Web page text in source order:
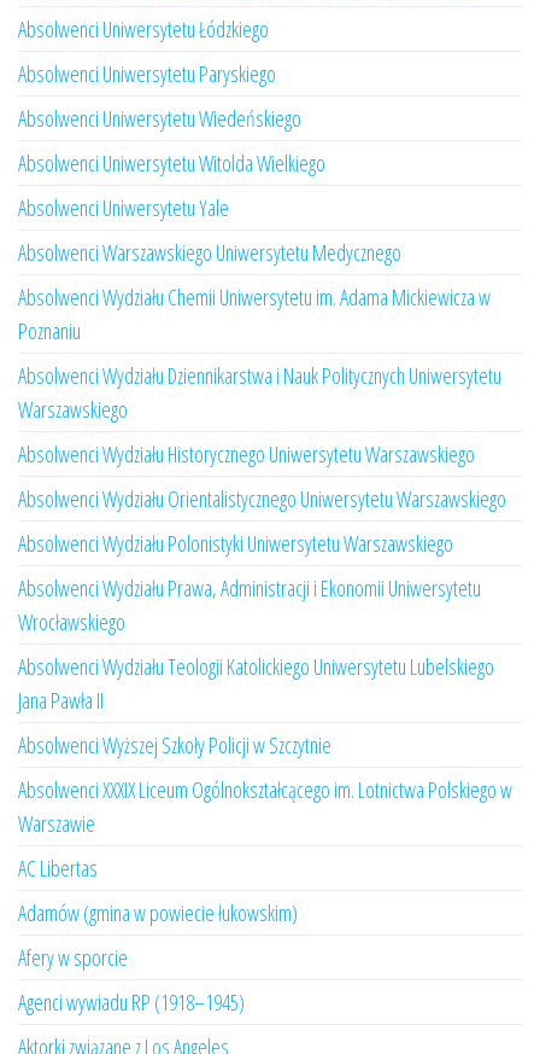
Absolwenci Uniwersytetu Łódzkiego
Absolwenci Uniwersytetu Paryskiego
Absolwenci Uniwersytetu Wiedeńskiego
Absolwenci Uniwersytetu Witolda Wielkiego
Absolwenci Uniwersytetu Yale
Absolwenci Warszawskiego Uniwersytetu Medycznego
Absolwenci Wydziału Chemii Uniwersytetu im. Adama Mickiewicza w
Poznaniu
Absolwenci Wydziału Dziennikarstwa i Nauk Politycznych Uniwersytetu
Warszawskiego
Absolwenci Wydziału Historycznego Uniwersytetu Warszawskiego
Absolwenci Wydziału Orientalistycznego Uniwersytetu Warszawskiego
Absolwenci Wydziału Polonistyki Uniwersytetu Warszawskiego
Absolwenci Wydziału Prawa, Administracji i Ekonomii Uniwersytetu
Wrocławskiego
Absolwenci Wydziału Teologii Katolickiego Uniwersytetu Lubelskiego
Jana Pawła II
Absolwenci Wyższej Szkoły Policji w Szczytnie
Absolwenci XXXIX Liceum Ogólnokształcącego im. Lotnictwa Polskiego w
Warszawie
AC Libertas
Adamów (gmina w powiecie łukowskim)
Afery w sporcie
Agenci wywiadu RP (1918–1945)
Aktorki związane z Los Angeles